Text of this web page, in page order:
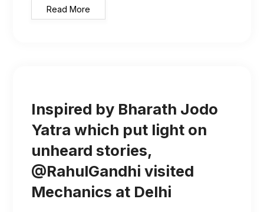
Read More
Inspired by Bharath Jodo
Yatra which put light on
unheard stories,
@RahulGandhi visited
Mechanics at Delhi